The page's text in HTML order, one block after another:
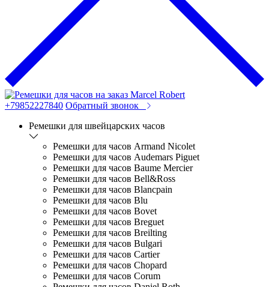
+79852227840 Обратный звонок
Ремешки для швейцарских часов
Ремешки для часов Armand Nicolet
Ремешки для часов Audemars Piguet
Ремешки для часов Baume Mercier
Ремешки для часов Bell&Ross
Ремешки для часов Blancpain
Ремешки для часов Blu
Ремешки для часов Bovet
Ремешки для часов Breguet
Ремешки для часов Breilting
Ремешки для часов Bulgari
Ремешки для часов Cartier
Ремешки для часов Chopard
Ремешки для часов Corum